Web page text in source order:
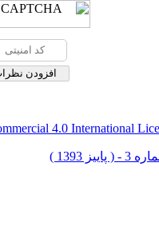
4.0 International